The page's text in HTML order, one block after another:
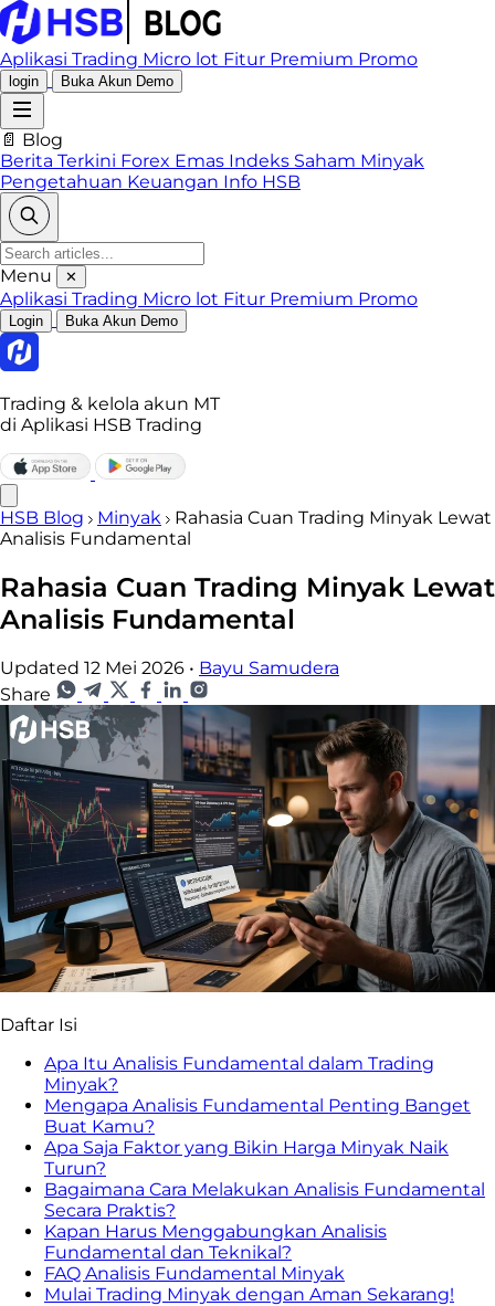
Aplikasi Trading Micro lot Fitur Premium Promo
login Buka Akun Demo
📄 Blog
Berita Terkini Forex Emas Indeks Saham Minyak
Pengetahuan Keuangan Info HSB
Menu ✕
Aplikasi Trading Micro lot Fitur Premium Promo
Login Buka Akun Demo
Trading & kelola akun MT
di Aplikasi HSB Trading
HSB Blog Minyak
Rahasia Cuan Trading Minyak Lewat
Analisis Fundamental
Rahasia Cuan Trading Minyak Lewat
Analisis Fundamental
Updated 12 Mei 2026 • Bayu Samudera
Share
Daftar Isi
Apa Itu Analisis Fundamental dalam Trading
Minyak?
Mengapa Analisis Fundamental Penting Banget
Buat Kamu?
Apa Saja Faktor yang Bikin Harga Minyak Naik
Turun?
Bagaimana Cara Melakukan Analisis Fundamental
Secara Praktis?
Kapan Harus Menggabungkan Analisis
Fundamental dan Teknikal?
FAQ Analisis Fundamental Minyak
Mulai Trading Minyak dengan Aman Sekarang!